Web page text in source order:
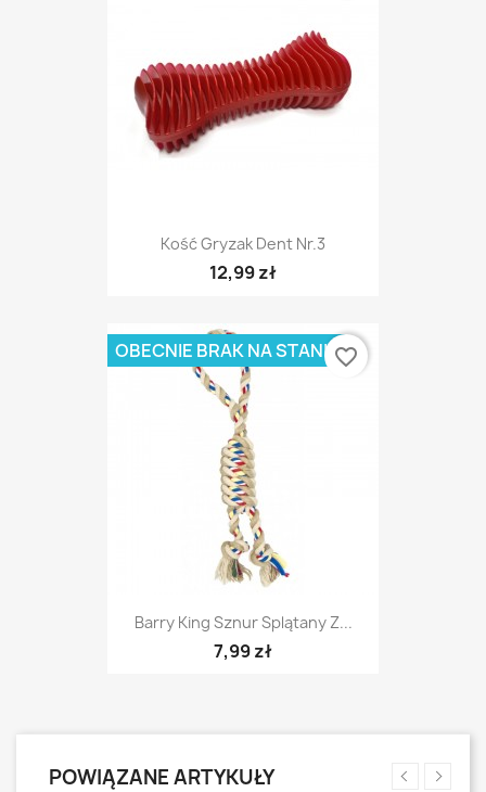
Kość Gryzak Dent Nr.3
12,99 zł
Barry King Sznur Splątany Z...
7,99 zł
OBECNIE BRAK NA STANIEfavorite_border
POWIĄZANE ARTYKUŁY